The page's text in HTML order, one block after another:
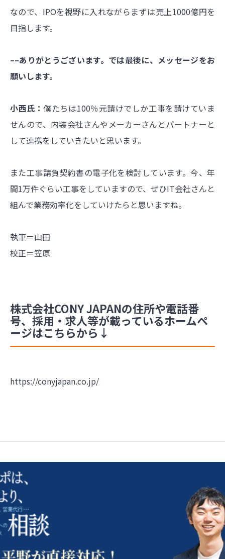
なので、IPOを視野に入れながらまずは売上1000億円を
目指します。
––ありがとうございます。では最後に、メッセージをお
願いします。
小西氏：僕たちは100％元請けでしか工事を請けていま
せんので、内装会社さんやメーカーさんとパートナーと
して連携をしていきたいと思います。
また工事請負契約書の電子化を検討しています。今、年
間1万件ぐらい工事をしていますので、ぜひIT会社さんと
組んで業務効率化をしていけたらと思いますね。
執筆＝山田
校正＝笠原
株式会社CONY JAPANの住所や電話番
号、採用・求人等が載っているホームペ
ージはこちらから↓
https://conyjapan.co.jp/